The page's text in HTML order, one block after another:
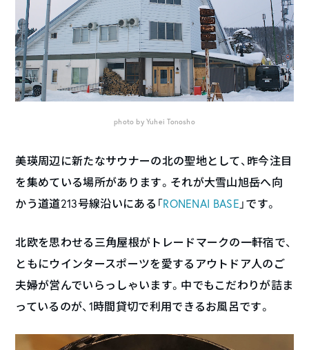
photo by Yuhei Tonosho
美瑛周辺に新たなサウナーの北の聖地として、昨今注目
を集めている場所があります。それが大雪山旭岳へ向
かう道道213号線沿いにある「RONENAI BASE 」です。
北欧を思わせる三角屋根がトレードマークの一軒宿で、
ともにウインタースポーツを愛するアウトドア人のご
夫婦が営んでいらっしゃいます。中でもこだわりが詰ま
っているのが、1時間貸切で利用できるお風呂です。